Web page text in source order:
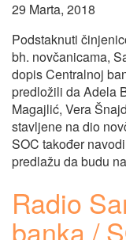
29 Marta, 2018
Podstaknuti
bh. novčanicama,
dopis Centralnoj
predložili da Adela
Magajlić, Vera
stavljene na dio
SOC također
predlažu da budu
Radio
banka /